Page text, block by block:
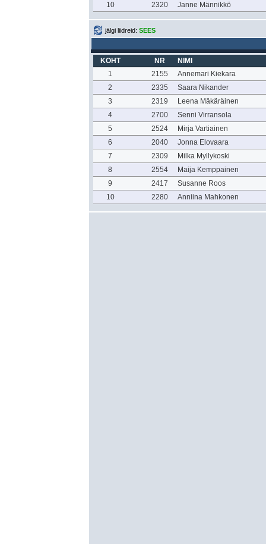
10
2320 Janne Männikkö
jälgi liidreid: SEES
KOHT NR
NIMI
1
2155
Annemari Kiekara
2
2335
Saara Nikander
3
2319
Leena Mäkäräinen
4
2700
Senni Virransola
5
2524
Mirja Vartiainen
6
2040
Jonna Elovaara
7
2309
Milka Myllykoski
8
2554
Maija Kemppainen
9
2417
Susanne Roos
10
2280 Anniina Mahkonen